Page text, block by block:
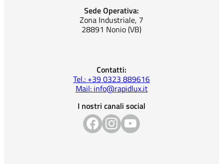
Sede Operativa:
Zona Industriale, 7
28891 Nonio (VB)
Contatti:
Tel.: +39 0323 889616
Mail: info@rapidlux.it
I nostri canali social